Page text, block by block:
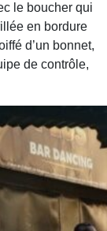
le boucher qui
en bordure
d’un bonnet,
de contrôle,